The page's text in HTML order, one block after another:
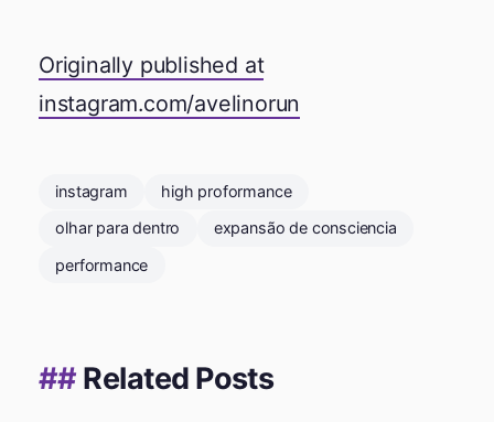
Originally published at
instagram.com/avelinorun
instagram
high proformance
olhar para dentro
expansão de consciencia
performance
Related Posts